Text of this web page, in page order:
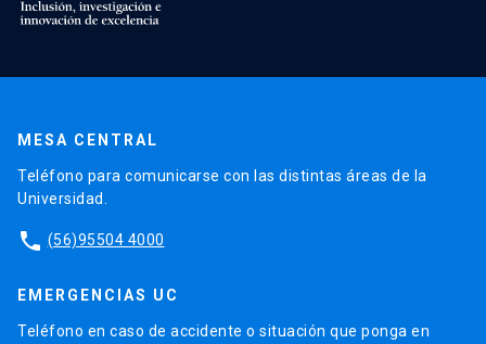
MESA CENTRAL
Teléfono para comunicarse con las distintas áreas de la
Universidad.
phone (56)95504 4000
EMERGENCIAS UC
Teléfono en caso de accidente o situación que ponga en